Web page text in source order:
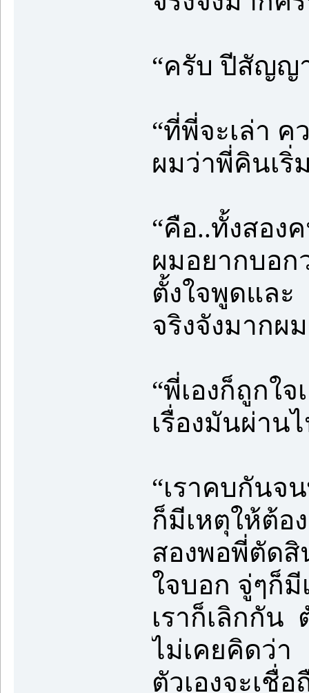
“ครับ ปีสัญญ
“ที่พี่จะเล่า ค
ผมว่าพี่คินเริ่
“คือ..ทั้งสอง
ผมอยากบอก
ตั้งใจพูดและ
จริงจังมากผ
“พี่เองก็ถูกใ
เรื่องมันผ่า
“เราคบกันจ
ก็มีเหตุให้ต้อ
สองพอพี่ตัดสิ
ใจบอก จู่ๆก็
เราก็เลิกกัน
ไม่เคยคิดว่า
ตัวเองจะเชื่